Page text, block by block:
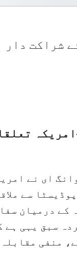
شراکت دار
ای نے
سے
کے درمیان
کا حاصل کردہ
منفی